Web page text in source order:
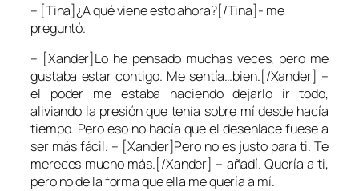
– [Tina]¿A qué viene esto ahora?[/Tina]- me
preguntó.
– [Xander]Lo he pensado muchas veces, pero me
gustaba estar contigo. Me sentía…bien.[/Xander] –
el poder me estaba haciendo dejarlo ir todo,
aliviando la presión que tenía sobre mí desde hacía
tiempo. Pero eso no hacía que el desenlace fuese a
ser más fácil. – [Xander]Pero no es justo para ti. Te
mereces mucho más.[/Xander] – añadí. Quería a ti,
pero no de la forma que ella me quería a mí.